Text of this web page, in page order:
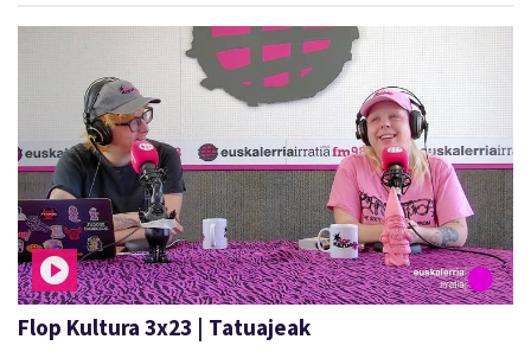
Flop Kultura 3x23 | Tatuajeak